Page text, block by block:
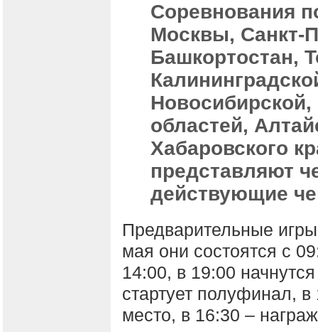
Соревнования
Москвы, Санкт-
Башкортостан,
областей,
Хабаровского
представляют
действующие
Предварительные
мая они состоятся с
14:00, в 19:00
стартует полуфинал,
место, в 16:30 –